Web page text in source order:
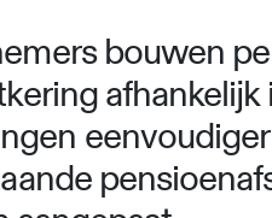
bouwen
afhankelijk